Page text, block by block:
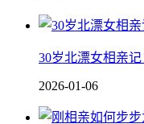
30岁北漂女相亲
2026-01-06